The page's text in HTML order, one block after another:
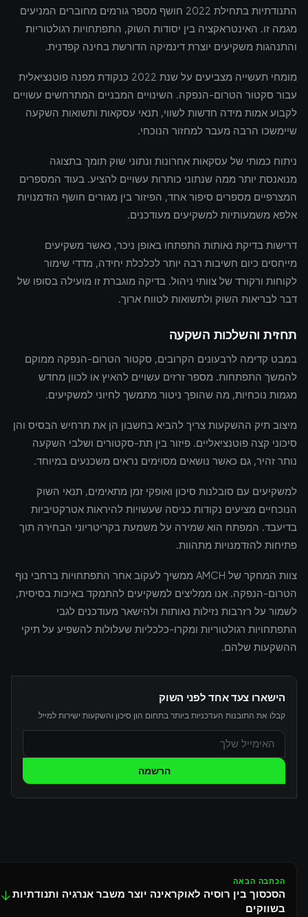
התנודתיות בתחילת 2022 חושף מספר גורמים מחוברים המניעים
מגמה זו. האינטראקציה בין יסודות השוק, התפתחויות רגולטוריות
והתנהגות משקיעים יוצרת דינמיקה הדורשת בחינה קפדנית.
מומחי תעשייה מצביעים על שנת 2022 כנקודת מפנה פוטנציאלית
עבור סקטור הטרום-הנפקה. השינויים המבניים המתרחשים עשויים
לקבוע אמות מידה חדשות לשווי, תנאי עסקאות ותשואות השקעה
שיימשכו הרבה מעבר למחזור הנוכחי.
ניתוח כמותי של עסקאות אחרונות ונתוני שוק תומך בתצוגה
מנואנסת יותר ממה שנתוני כותרות עשויים להציע. בעוד המספרים
המצרפיים מספרים סיפור אחד, הפיזור בין מגזרים חושף הזדמנויות
אלפא משמעותיות למשקיעים מעודכנים.
דרישות בדיקת נאותות התפתחו באופן ניכר, כאשר משקיעים
מייחסים כיום חשיבות רבה יותר לכלכלת יחידה, מדדי שימור
לקוחות ורקורד של צוותי ניהול. בדיקה מוגברת זו מועילה בסופו של
דבר לבריאות השוק ולתשואות לטווח ארוך.
תחזית והשלכות השקעה
במבט קדימה לרבעונים הקרובים, סקטור הטרום-הנפקה ממוקם
להמשך התפתחות. מספר זרזים עשויים להאיץ או לכוון מחדש
מגמות נוכחיות, מה שהופך ניטור מתמשך לחיוני למשקיעים.
מיצוב תיק ההשקעות צריך להביא בחשבון הן את תרחיש הבסיס והן
סיכוני קצה פוטנציאליים. פיזור בין תת-סקטורים ושלבי השקעה
נותר זהיר, גם כאשר נושאים מסוימים נראים משכנעים במיוחד.
למשקיעים עם סובלנות סיכון ואופקי זמן מתאימים, תנאי השוק
הנוכחיים מציעים נקודות כניסה שעשויות להיראות אטרקטיביות
בדיעבד. המפתח הוא שמירה על משמעת בקריטריוני הבחירה תוך
פתיחות להזדמנויות מתהוות.
צוות המחקר של AMCH ממשיך לעקוב אחר התפתחויות ברחבי נוף
הטרום-הנפקה. אנו ממליצים למשקיעים להתמקד באיכות בסיסית,
לשמור על רזרבות נזילות נאותות ולהישאר מעודכנים לגבי
התפתחויות רגולטוריות ומקרו-כלכליות שעלולות להשפיע על תיקי
ההשקעות שלהם.
הישארו צעד אחד לפני השוק
קבלו את התובנות העדכניות ביותר בתחום הון סיכון והשקעות ישירות למייל.
הרשמה
הכתבה הבאה
הסכסוך בין רוסיה לאוקראינה יוצר משבר אנרגיה ותנודתיות
בשווקים
↓